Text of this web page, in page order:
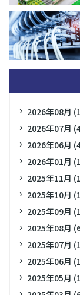
2026年08月
2026年07月
2026年06月
2026年01月
2025年11月
2025年10月
2025年09月
2025年08月
2025年07月
2025年06月
2025年05月